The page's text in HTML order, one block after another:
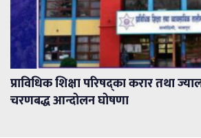
प्राविधिक शिक्षा परिषद्का करार तथा
चरणबद्ध आन्दोलन घोषणा